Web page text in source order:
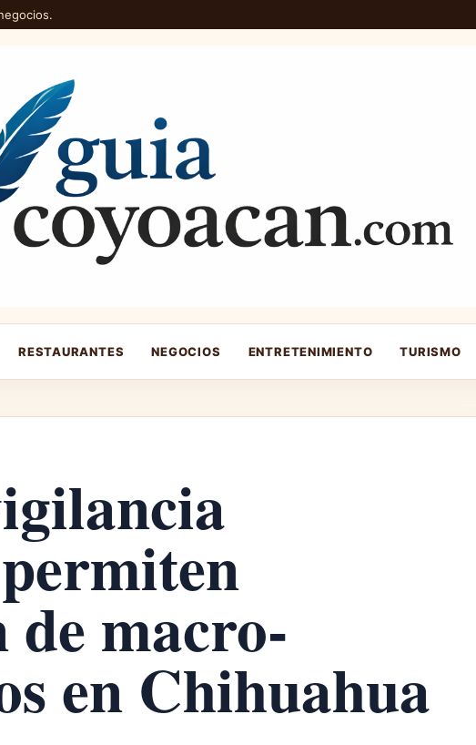
RESTAURANTES NEGOCIOS ENTRETENIMIENTO TURISMO
macro-
en Chihuahua